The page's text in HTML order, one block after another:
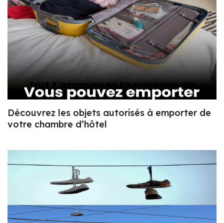
Découvrez les objets autorisés à emporter de
votre chambre d’hôtel